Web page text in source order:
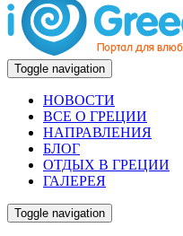
Toggle navigation
НОВОСТИ
ВСЕ О ГРЕЦИИ
НАПРАВЛЕНИЯ
БЛОГ
ОТДЫХ В ГРЕЦИИ
ГАЛЕРЕЯ
Toggle navigation